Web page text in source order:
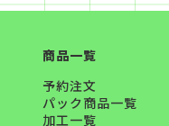
商品一覧
予約注文
パック商品一覧
加工一覧